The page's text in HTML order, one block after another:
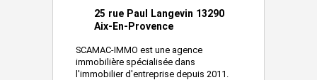
25 rue Paul Langevin 13290
Aix-En-Provence
SCAMAC-IMMO est une agence
immobilière spécialisée dans
l'immobilier d'entreprise depuis 2011.